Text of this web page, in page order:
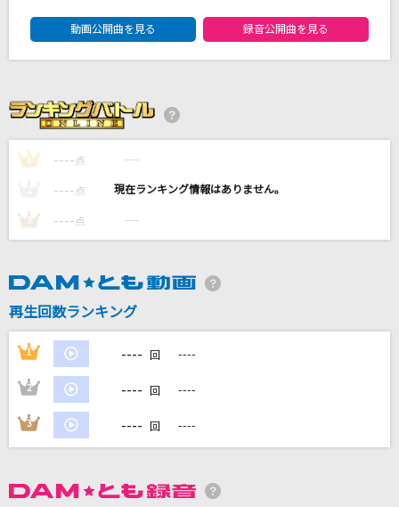
B'z
繋いだ手から
back number
KONKON Beats
ver.)
BUMP OF CHICKEN
DAMの新曲・ランキングなど
カラオケ最新情報をチェック！
DAM★ともボーカルエントリーランキング
動画公開曲を見る
録音公開曲を見る
1 ---- 点 ----
---- 点 ----
3 ---- 点 ----
再生回数ランキング
1 ---- 回 ----
2 ---- 回 ----
3 ---- 回 ----